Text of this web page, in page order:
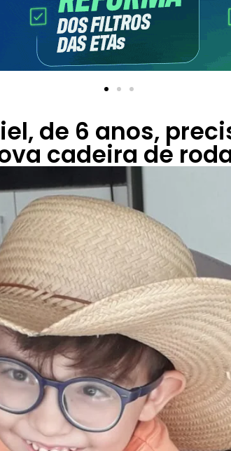
de 6 anos,
cadeira de